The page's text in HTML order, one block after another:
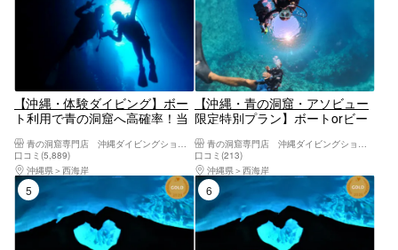
【沖縄・体験ダイビング】ボー
ト利用で青の洞窟へ高確率！当
切初心者安心・GoPro撮影無料
｜恩納村／ダイソン・ReFaドラ
イヤー完備の快適施設｜手ぶら
でOK
口コミ(5,889)
沖縄県
西海岸
【沖縄・青の洞窟・アソビュー
限定特別プラン】ボートorビー
へプライベート体験ダイビン
グ！フルフェイスマスク選択無
料・insta360無料レンタル
口コミ(213)
沖縄県
西海岸
6位